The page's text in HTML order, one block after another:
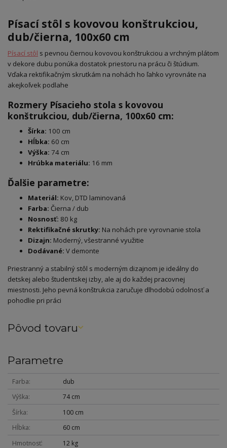
Písací stôl s kovovou konštrukciou,
dub/čierna, 100x60 cm
Písací stôl s pevnou čiernou kovovou konštrukciou a vrchným plátom
v dekore dubu ponúka dostatok priestoru na prácu či štúdium.
Vďaka rektifikačným skrutkám na nohách ho ľahko vyrovnáte na
akejkoľvek podlahe
Rozmery Písacieho stola s kovovou
konštrukciou, dub/čierna, 100x60 cm:
Šírka: 100 cm
Hĺbka: 60 cm
Výška: 74 cm
Hrúbka materiálu: 16 mm
Ďalšie parametre:
Materiál: Kov, DTD laminovaná
Farba: Čierna / dub
Nosnosť: 80 kg
Rektifikačné skrutky: Na nohách pre vyrovnanie stola
Dizajn: Moderný, všestranné využitie
Dodávané: V demonte
Priestranný a stabilný stôl s moderným dizajnom je ideálny do
detskej alebo študentskej izby, ale aj do každej pracovnej
miestnosti. Jeho pevná konštrukcia zaručuje dlhodobú odolnosť a
pohodlie pri práci
Pôvod tovaru
Parametre
Farba
dub
Výška
74 cm
Šírka
100 cm
Hĺbka
60 cm
Hmotnosť
12 kg